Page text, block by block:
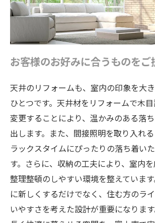
お客様のお好みに合うものをご
天井のリフォームも、室内の印象を大
ひとつです。天井材をリフォームで木
変更することにより、温かみのある落
出します。また、間接照明を取り入れ
ラックスタイムにぴったりの落ち着い
す。さらに、収納の工夫により、室内
整理整頓のしやすい環境を整えていま
に新しくするだけでなく、住む方のラ
いやすさを考えた設計が重要になりま